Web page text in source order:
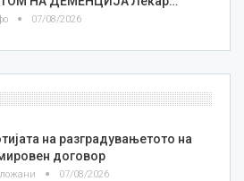
07/08/2026
на разградувањетото на
договор
07/08/2026